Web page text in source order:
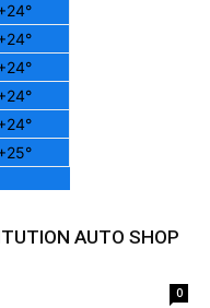
24°
24°
24°
24°
24°
25°
AUTO SHOP
0